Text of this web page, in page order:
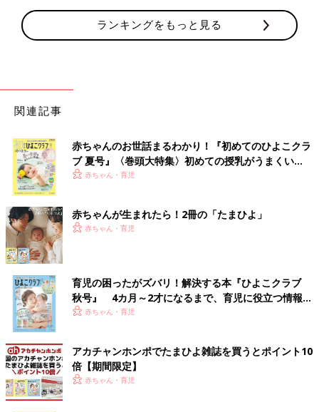
ランキングをもっと見る
関連記事
赤ちゃんのお世話まるわかり！『初めてのひよこクラ
ブ 夏号』〈巻頭大特集〉初めての授乳がうまくい
く！ おっぱい・ミルクの基本と夏のトラブル 解決テ
赤ちゃん・育児
赤ちゃんが生まれたら！2冊の「たまひよ」
赤ちゃん・育児
育児の困ったがズバリ！解決する本『ひよこクラブ
秋号』 4カ月～2才になるまで、育児に役立つ情報が
いっぱい！
赤ちゃん・育児
アカチャンホンポでたまひよ雑誌を買うとポイント10
倍【期間限定】
赤ちゃん・育児